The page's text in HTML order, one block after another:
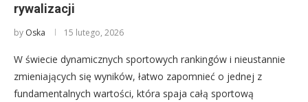
rywalizacji
by Oska 15 lutego, 2026
W świecie dynamicznych sportowych rankingów i nieustannie
zmieniających się wyników, łatwo zapomnieć o jednej z
fundamentalnych wartości, która spaja całą sportową